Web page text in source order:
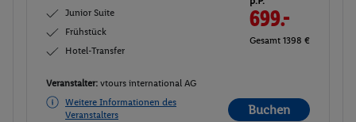
Junior Suite
Frühstück
Hotel-Transfer
699.-
Gesamt 1398 €
Veranstalter: vtours international AG
Weitere Informationen des
Veranstalters
Buchen